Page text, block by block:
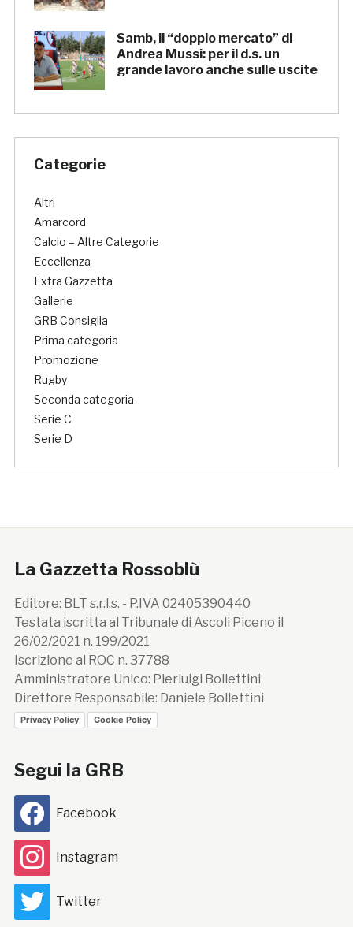
Samb, il “doppio mercato” di
Andrea Mussi: per il d.s. un
grande lavoro anche sulle uscite
Categorie
Altri
Amarcord
Calcio – Altre Categorie
Eccellenza
Extra Gazzetta
Gallerie
GRB Consiglia
Prima categoria
Promozione
Rugby
Seconda categoria
Serie C
Serie D
La Gazzetta Rossoblù
Editore: BLT s.r.l.s. - P.IVA 02405390440
Testata iscritta al Tribunale di Ascoli Piceno il
26/02/2021 n. 199/2021
Iscrizione al ROC n. 37788
Amministratore Unico: Pierluigi Bollettini
Direttore Responsabile: Daniele Bollettini
Privacy Policy Cookie Policy
Segui la GRB
Facebook
Instagram
Twitter